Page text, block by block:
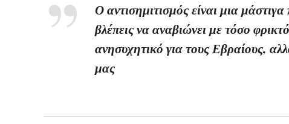
Ο αντισημιτισμός είναι μια
βλέπεις να αναβιώνει με τόσο
ανησυχητικό για τους Εβραίους,
μας